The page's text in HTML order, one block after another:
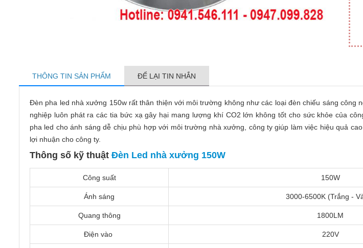
THÔNG TIN SẢN PHẨM ĐỂ LẠI TIN NHẮN
Đèn pha led nhà xưởng 150w rất thân thiện với môi trường không như các loại đèn chiếu sáng công
nghiệp luôn phát ra các tia bức xạ gây hại mang lượng khí CO2 lớn không tốt cho sức khỏe của
pha led cho ánh sáng dễ chịu phù hợp với môi trường nhà xưởng, công ty giúp làm việc hiệu quả
lợi nhuận cho công ty.
Thông số kỹ thuật Đèn Led nhà xưởng 150W
Công suất 150W
Ánh sáng 3000-6500K (Trắng -
Quang thông 1800LM
Điện vào 220V